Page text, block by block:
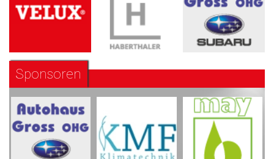
Sponsoren